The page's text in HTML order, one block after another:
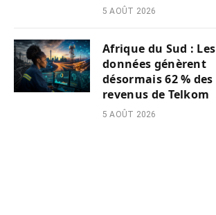
5 AOÛT 2026
Afrique du Sud : Les
données génèrent
désormais 62 % des
revenus de Telkom
5 AOÛT 2026